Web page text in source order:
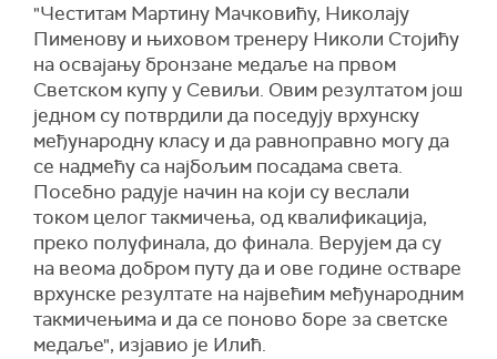
"Честитам Мартину Мачковићу, Николају
Пименову и њиховом тренеру Николи Стојићу
на освајању бронзане медаље на првом
Светском купу у Севиљи. Овим резултатом још
једном су потврдили да поседују врхунску
међународну класу и да равноправно могу да
се надмећу са најбољим посадама света.
Посебно радује начин на који су веслали
током целог такмичења, од квалификација,
преко полуфинала, до финала. Верујем да су
на веома добром путу да и ове године остваре
врхунске резултате на највећим међународним
такмичењима и да се поново боре за светске
медаље", изјавио је Илић.